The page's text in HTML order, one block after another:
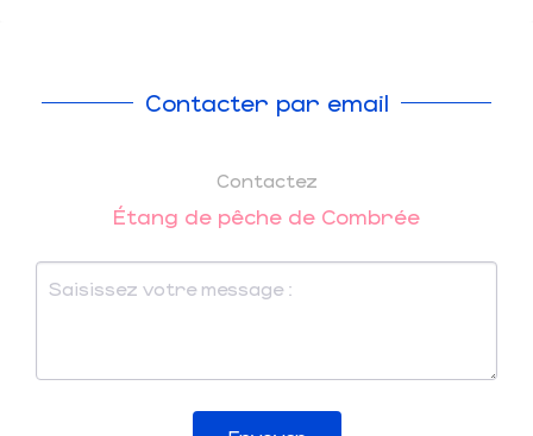
Contacter par email
Contactez
Étang de pêche de Combrée